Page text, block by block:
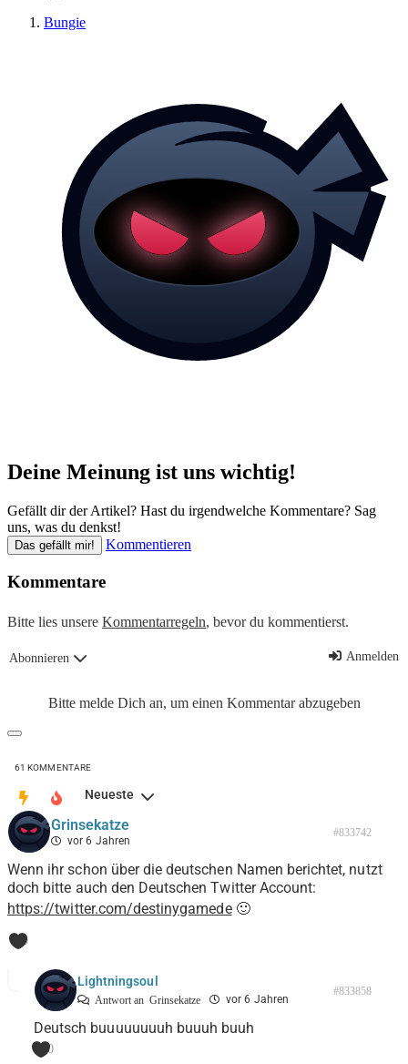
Bungie
Deine Meinung ist uns wichtig!
Gefällt dir der Artikel? Hast du irgendwelche Kommentare? Sag
uns, was du denkst!
Das gefällt mir! Kommentieren
Kommentare
Bitte lies unsere Kommentarregeln, bevor du kommentierst.
Abonnieren Anmelden
Bitte melde Dich an, um einen Kommentar abzugeben
61 KOMMENTARE
Neueste
Grinsekatze
vor 6 Jahren
#833742
Wenn ihr schon über die deutschen Namen berichtet, nutzt
doch bitte auch den Deutschen Twitter Account:
https://twitter.com/destinygamede🙂
0
Lightningsoul
Antwort an Grinsekatze vor 6 Jahren
#833858
Deutsch buuuuuuuuh buuuh buuh
0